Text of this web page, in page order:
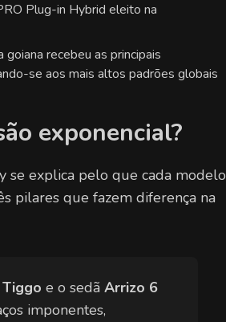
Plug-in Hybrid eleito na
goiana recebeu as principais
se aos mais altos padrões globais
exponencial?
se explica pelo que cada modelo
pilares que fazem diferença na
Tiggo e o sedã Arrizo 6
imponentes,